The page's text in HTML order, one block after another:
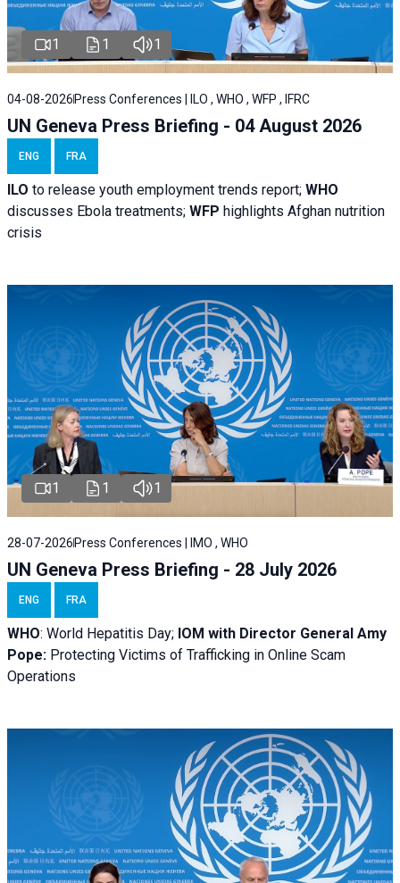
1 1 1
04-08-2026 Press Conferences | ILO , WHO , WFP , IFRC
UN Geneva Press Briefing - 04 August 2026
ENG FRA
ILO to release youth employment trends report; WHO
discusses Ebola treatments; WFP highlights Afghan nutrition
crisis
1 1 1
28-07-2026Press Conferences | IMO , WHO
UN Geneva Press Briefing - 28 July 2026
ENG FRA
WHO: World Hepatitis Day; IOM with Director General Amy
Pope: Protecting Victims of Trafficking in Online Scam
Operations